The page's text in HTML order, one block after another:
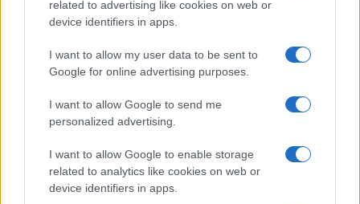
related to advertising like cookies on web or
device identifiers in apps.
I want to allow my user data to be sent to
Google for online advertising purposes.
I want to allow Google to send me
personalized advertising.
I want to allow Google to enable storage
related to analytics like cookies on web or
device identifiers in apps.
Το FIAT 500 Hybrid τώρα
από 18.990 ευρώ
Ατρόμητος και Novibet
συνεχίζουν μαζί: Ανανέωση
της συνεργασίας τους μέχρι
το 2028